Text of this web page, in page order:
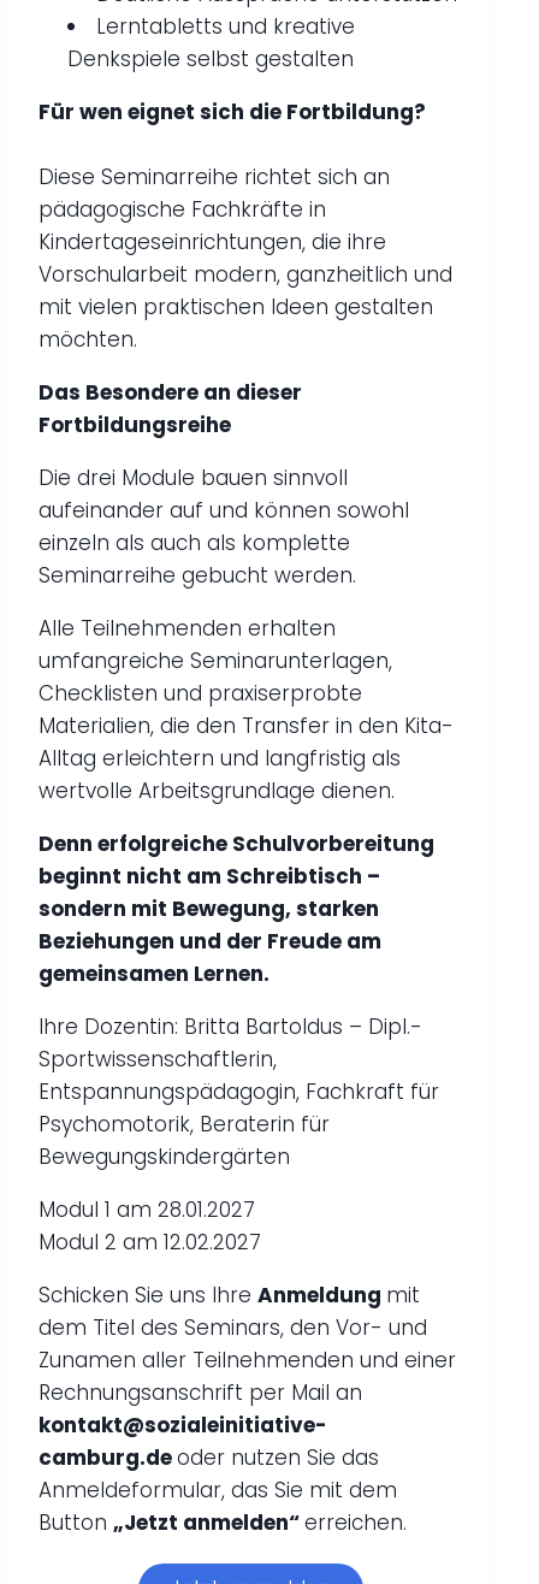
Lerntabletts und kreative
Denkspiele selbst gestalten
Für wen eignet sich die Fortbildung?
Diese Seminarreihe richtet sich an
pädagogische Fachkräfte in
Kindertageseinrichtungen, die ihre
Vorschularbeit modern, ganzheitlich und
mit vielen praktischen Ideen gestalten
möchten.
Das Besondere an dieser
Fortbildungsreihe
Die drei Module bauen sinnvoll
aufeinander auf und können sowohl
einzeln als auch als komplette
Seminarreihe gebucht werden.
Alle Teilnehmenden erhalten
umfangreiche Seminarunterlagen,
Checklisten und praxiserprobte
Materialien, die den Transfer in den Kita-
Alltag erleichtern und langfristig als
wertvolle Arbeitsgrundlage dienen.
Denn erfolgreiche Schulvorbereitung
beginnt nicht am Schreibtisch –
sondern mit Bewegung, starken
Beziehungen und der Freude am
gemeinsamen Lernen.
Ihre Dozentin: Britta Bartoldus – Dipl.-
Sportwissenschaftlerin,
Entspannungspädagogin, Fachkraft für
Psychomotorik, Beraterin für
Bewegungskindergärten
Modul 1 am 28.01.2027
Modul 2 am 12.02.2027
Schicken Sie uns Ihre Anmeldung mit
dem Titel des Seminars, den Vor- und
Zunamen aller Teilnehmenden und einer
Rechnungsanschrift per Mail an
kontakt@sozialeinitiative-
camburg.deoder nutzen Sie das
Anmeldeformular, das Sie mit dem
Button „Jetzt anmelden“erreichen.